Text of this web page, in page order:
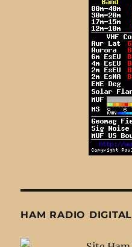
HAM RADIO DIGITAL